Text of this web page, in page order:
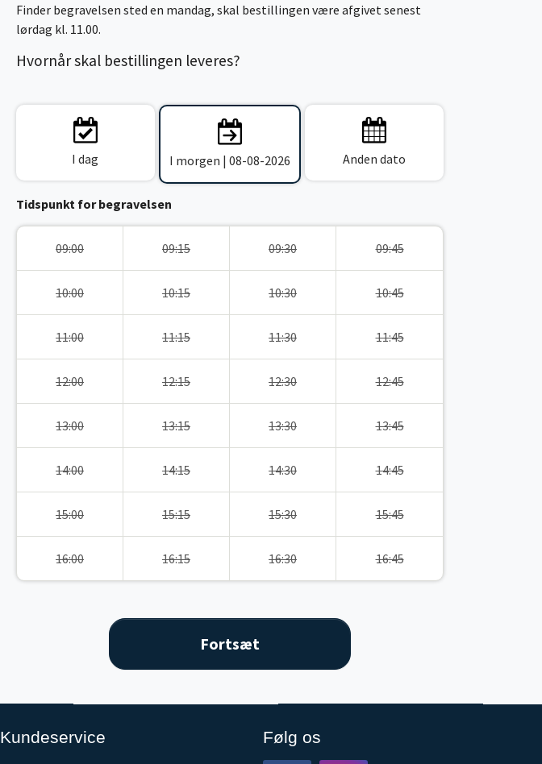
Finder begravelsen sted en mandag, skal bestillingen være afgivet senest
lørdag kl. 11.00.
Hvornår skal bestillingen leveres?
I dag I morgen | 08-08-2026 Anden dato
Tidspunkt for begravelsen
09:00 09:15 09:30 09:45
10:00 10:15 10:30 10:45
11:00 11:15 11:30 11:45
12:00 12:15 12:30 12:45
13:00 13:15 13:30 13:45
14:00 14:15 14:30 14:45
15:00 15:15 15:30 15:45
16:00 16:15 16:30 16:45
Kundeservice Følg os